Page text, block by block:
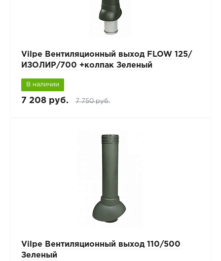
Vilpe Вентиляционный выход FLOW 125/
ИЗОЛИР/700 +колпак Зеленый
В наличии
7 208 руб. 7 750 руб.
Vilpe Вентиляционный выход 110/500
Зеленый